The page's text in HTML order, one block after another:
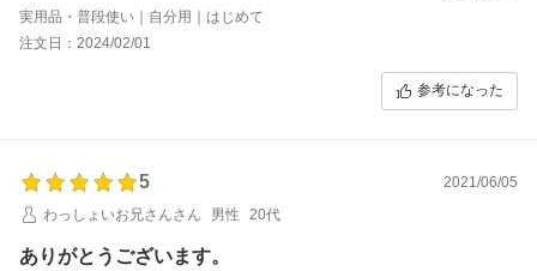
実用品・普段使い｜自分用｜はじめて
注文日：2024/02/01
参考になった
5
2021/06/05
わっしょいお兄さんさん
男性 20代
ありがとうございます。